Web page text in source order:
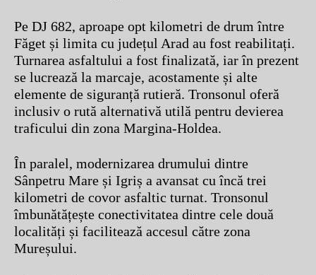
Pe DJ 682, aproape opt kilometri de drum între
Făget și limita cu județul Arad au fost reabilitați.
Turnarea asfaltului a fost finalizată, iar în prezent
se lucrează la marcaje, acostamente și alte
elemente de siguranță rutieră. Tronsonul oferă
inclusiv o rută alternativă utilă pentru devierea
traficului din zona Margina-Holdea.
În paralel, modernizarea drumului dintre
Sânpetru Mare și Igriș a avansat cu încă trei
kilometri de covor asfaltic turnat. Tronsonul
îmbunătățește conectivitatea dintre cele două
localități și facilitează accesul către zona
Mureșului.